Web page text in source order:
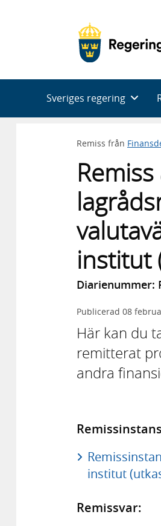
Sveriges regering
Remiss från
institut
Diarienummer:
Publicerad 08
Här kan du
remitterat
andra
institut
Remissvar: